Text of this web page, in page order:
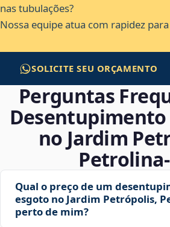
nas tubulações?
Nossa equipe atua com rapidez
SOLICITE SEU ORÇAMENTO
Perguntas
Desentupimento
no Jardim
Qual o preço de um
esgoto no Jardim Petrópolis,
perto de mim?